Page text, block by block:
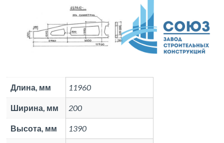
Длина, мм 11960
Ширина, мм 200
Высота, мм 1390